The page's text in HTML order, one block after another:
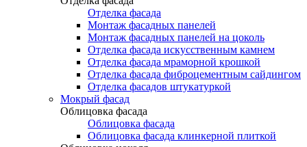
Отделка фасада
Монтаж фасадных панелей
Монтаж фасадных панелей на цоколь
Отделка фасада искусственным камнем
Отделка фасада мраморной крошкой
Отделка фасада фиброцементным сайдингом
Отделка фасадов штукатуркой
Мокрый фасад
Облицовка фасада
Облицовка фасада
Облицовка фасада клинкерной плиткой